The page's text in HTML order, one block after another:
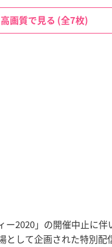
高画質で見る (全7枚)
ー2020」の開催中止に伴
として企画された特別配